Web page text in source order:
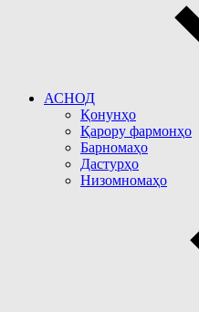
АСНОД
Қонунҳо
Қарору фармонҳо
Барномаҳо
Дастурҳо
Низомномаҳо